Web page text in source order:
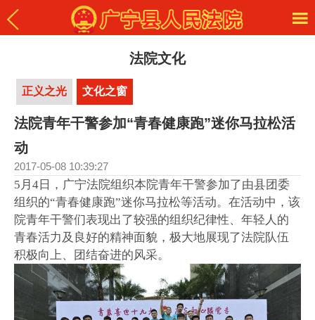
法院文化
正义之光 文化之窗
法院青年干警参加“青春健康跑”迷你马拉松活
动
2017-05-08 10:39:27
5月4日，广宁法院组织本院青年干警参加了由县团委
组织的“青春健康跑”迷你马拉松等活动。在活动中，该
院青年干警们表现出了较强的组织纪律性、年轻人的
青春活力及良好的精神面貌，极大地展现了法院队伍
积极向上、团结奋进的风采。